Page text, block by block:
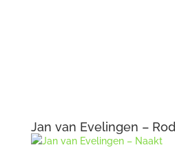
Jan van Evelingen –